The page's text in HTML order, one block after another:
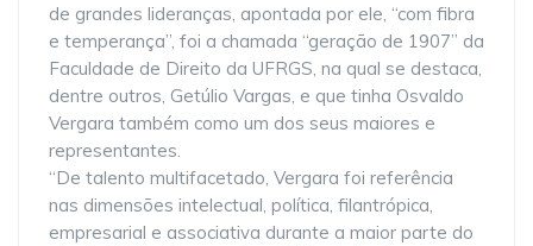
de grandes lideranças, apontada por ele, “com fibra
e temperança”, foi a chamada “geração de 1907” da
Faculdade de Direito da UFRGS, na qual se destaca,
dentre outros, Getúlio Vargas, e que tinha Osvaldo
Vergara também como um dos seus maiores e
representantes.
“De talento multifacetado, Vergara foi referência
nas dimensões intelectual, política, filantrópica,
empresarial e associativa durante a maior parte do